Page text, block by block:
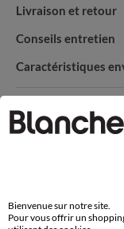
Livraison et retour
Conseils entretien
Caractéristiques
sous 30
Bienvenue sur notre site.
Pour vous offrir un